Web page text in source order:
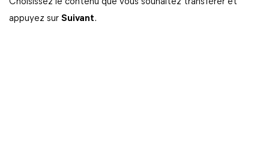
appuyez sur Suivant.